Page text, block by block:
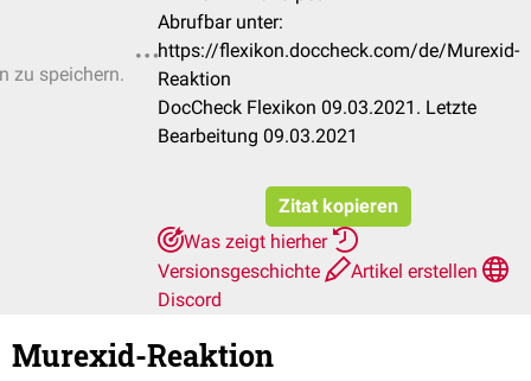
zu speichern.
Abrufbar unter:
https://flexikon.doccheck.com/de/Murexid-
Reaktion
DocCheck Flexikon 09.03.2021. Letzte
Bearbeitung 09.03.2021
Zitat kopieren
Was zeigt hierher
Versionsgeschichte
Artikel erstellen
Discord
Murexid-Reaktion